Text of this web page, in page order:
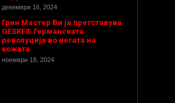
декември 16, 2024
Грин Мастер Ви ја претставува
GESKE® Германската
револуција во негата на
кожата
ноември 18, 2024